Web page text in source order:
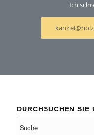
Ich
DURCHSUCHEN SIE